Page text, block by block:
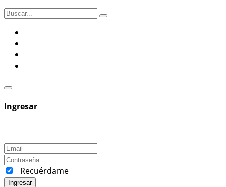
Ingresar
Recuérdame
Ingresar